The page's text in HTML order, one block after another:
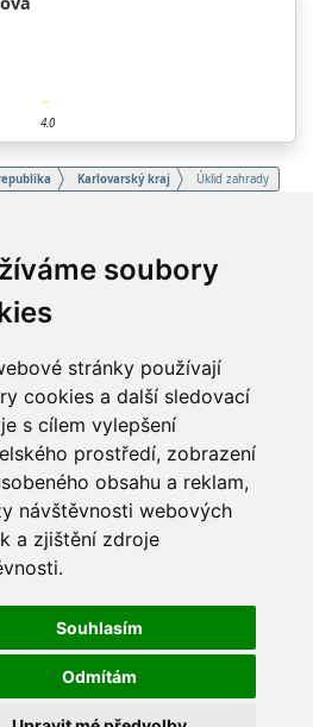
soubory
stránky používají
cookies a další sledovací
s cílem vylepšení
prostředí, zobrazení
obsahu a reklam,
návštěvnosti webových
a zjištění zdroje
Souhlasím
Odmítám
4.0
Karlovarský kraj Úklid zahrady
O nás
začalo
obchodní podmínky
FAQ - pro poskytovatele
a marketing
Blog
s hodnocením
Kontakt
SÍTĚ